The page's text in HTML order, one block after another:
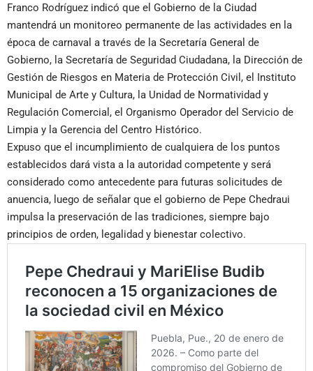
Franco Rodríguez indicó que el Gobierno de la Ciudad
mantendrá un monitoreo permanente de las actividades en la
época de carnaval a través de la Secretaría General de
Gobierno, la Secretaría de Seguridad Ciudadana, la Dirección de
Gestión de Riesgos en Materia de Protección Civil, el Instituto
Municipal de Arte y Cultura, la Unidad de Normatividad y
Regulación Comercial, el Organismo Operador del Servicio de
Limpia y la Gerencia del Centro Histórico.
Expuso que el incumplimiento de cualquiera de los puntos
establecidos dará vista a la autoridad competente y será
considerado como antecedente para futuras solicitudes de
anuencia, luego de señalar que el gobierno de Pepe Chedraui
impulsa la preservación de las tradiciones, siempre bajo
principios de orden, legalidad y bienestar colectivo.